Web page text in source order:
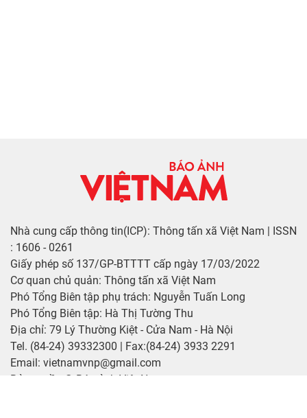
Nhà cung cấp thông tin(ICP): Thông tấn xã Việt Nam | ISSN
: 1606 - 0261
Giấy phép số 137/GP-BTTTT cấp ngày 17/03/2022
Cơ quan chủ quản: Thông tấn xã Việt Nam
Phó Tổng Biên tập phụ trách: Nguyễn Tuấn Long
Phó Tổng Biên tập: Hà Thị Tường Thu
Địa chỉ: 79 Lý Thường Kiệt - Cửa Nam - Hà Nội
Tel. (84-24) 39332300 | Fax:(84-24) 3933 2291
Email: vietnamvnp@gmail.com
Bản quyền © Báo ảnh Việt Nam